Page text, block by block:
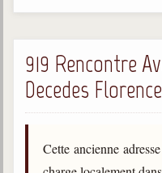
Bibliothèque
Documents
Bulletins "Le
919 Rencontre
Decedes
Cette ancienne